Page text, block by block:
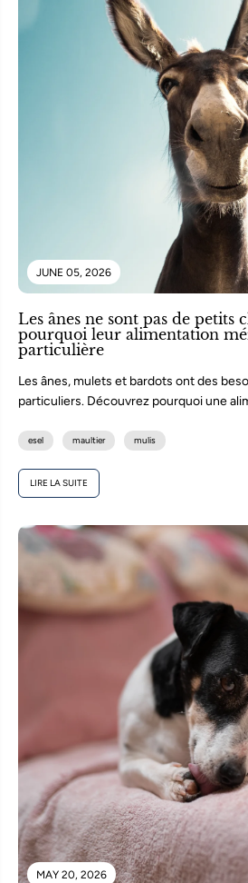
JUNE 05, 2026
Les ânes ne sont pas de petits
pourquoi leur alimentation
particulière
Les ânes, mulets et bardots ont des
particuliers. Découvrez pourquoi une
esel maultier mulis
LIRE LA SUITE
MAY 20, 2026